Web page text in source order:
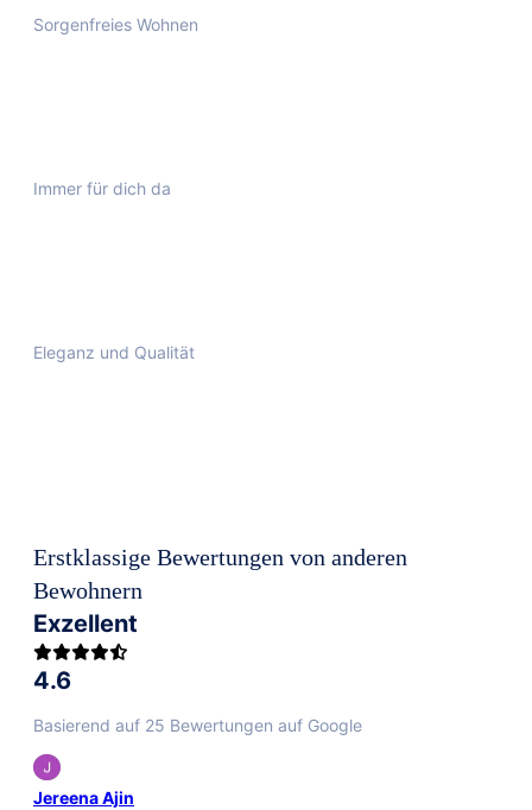
Sorgenfreies Wohnen
Immer für dich da
Eleganz und Qualität
Erstklassige Bewertungen von anderen
Bewohnern
Exzellent
4.6
Basierend auf 25 Bewertungen auf Google
Jereena Ajin